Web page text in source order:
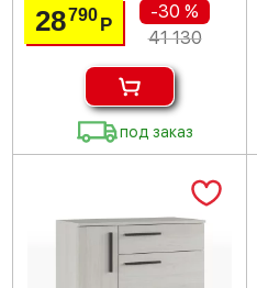
28790Р
-30 %
41 130
под заказ